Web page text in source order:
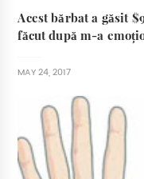
Acest bărbat a găsit
făcut după m-a
MAY 24, 2017